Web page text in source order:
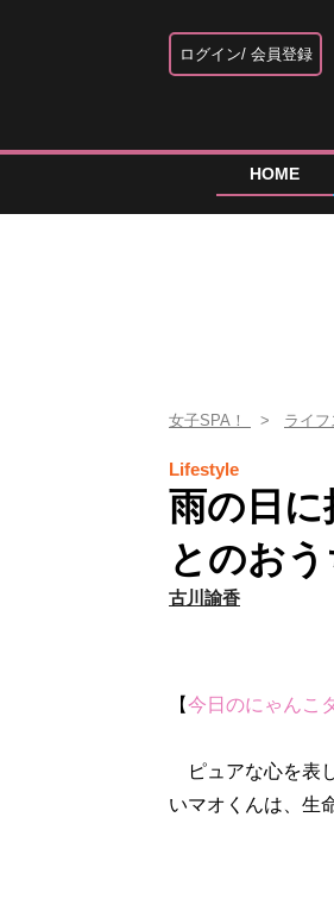
ログイン 会員登録
HOME
女子SPA！ ライ
Lifestyle
雨の日に
とのお
古川諭香
【今日のにゃんこ
ピュアな心を表
いマオくんは、生